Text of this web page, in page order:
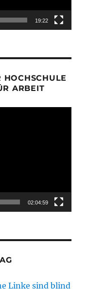
19:22
ARBEIT
02:04:59
Linke sind blind